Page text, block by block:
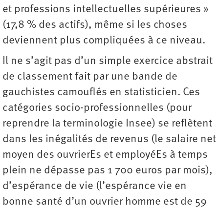
et professions intellectuelles supérieures »
(17,8 % des actifs), même si les choses
deviennent plus compliquées à ce niveau.
Il ne s’agit pas d’un simple exercice abstrait
de classement fait par une bande de
gauchistes camouflés en statisticien. Ces
catégories socio-professionnelles (pour
reprendre la terminologie Insee) se reflètent
dans les inégalités de revenus (le salaire net
moyen des ouvrierEs et employéEs à temps
plein ne dépasse pas 1 700 euros par mois),
d’espérance de vie (l’espérance vie en
bonne santé d’un ouvrier homme est de 59